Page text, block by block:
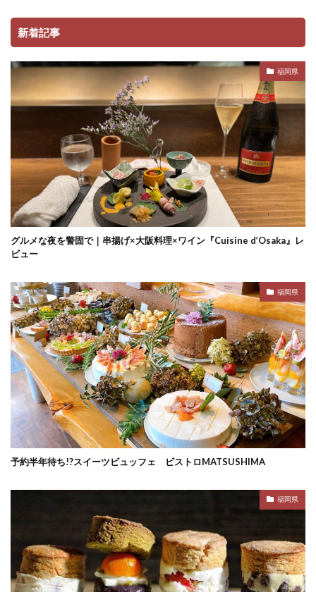
新着記事
福岡県
グルメな夜を警固で｜串揚げ×大阪料理×ワイン『Cuisine d’Osaka』レ
ビュー
福岡県
予約半年待ち!?スイーツビュッフェ ビストロMATSUSHIMA
福岡県